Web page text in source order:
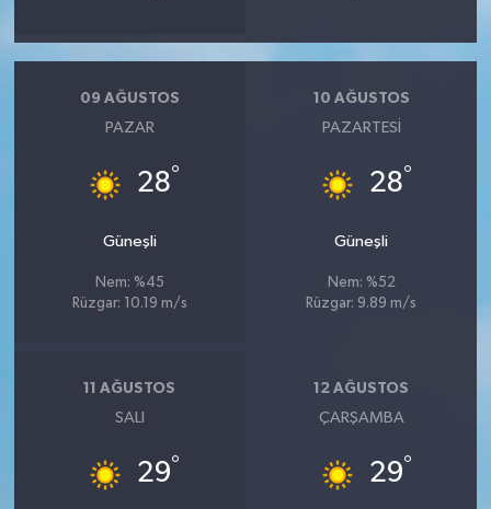
09 AĞUSTOS
PAZAR
28°
Güneşli
Nem: %45
Rüzgar: 10.19 m/s
10 AĞUSTOS
PAZARTESI
28°
Güneşli
Nem: %52
Rüzgar: 9.89 m/s
11 AĞUSTOS
SALI
29°
12 AĞUSTOS
ÇARŞAMBA
29°